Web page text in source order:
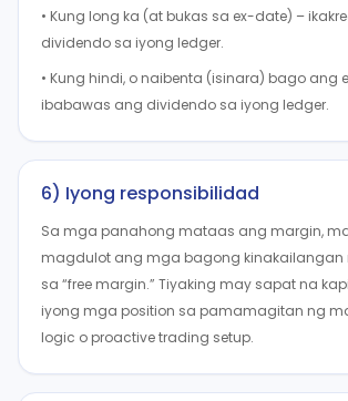
• Kung long ka (at bukas sa ex-date) –
dividendo sa iyong ledger.
• Kung hindi, o naibenta (isinara) bago ang
ibabawas ang dividendo sa iyong ledger.
6) Iyong responsibilidad
Sa mga panahong mataas ang margin,
magdulot ang mga bagong kinakailangan
sa “free margin.” Tiyaking may sapat na
iyong mga position sa pamamagitan ng
logic o proactive trading setup.